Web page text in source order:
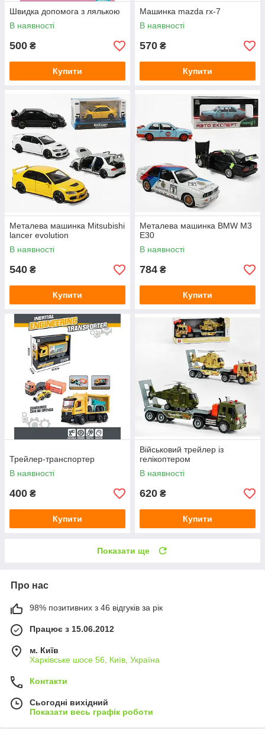
Швидка допомога з лялькою
В наявності
500 ₴
Купити
Машинка mazda rx-7
В наявності
570 ₴
Купити
Металева машинка Mitsubishi
lancer evolution
В наявності
540 ₴
Купити
Металева машинка BMW M3
E30
В наявності
784 ₴
Купити
Трейлер-транспортер
В наявності
400 ₴
Купити
Військовий трейлер із
гелікоптером
В наявності
620 ₴
Купити
Показати ще
Про нас
98% позитивних з 46 відгуків за рік
Працює з 15.06.2012
м. Київ
Харківське шосе 56, Київ, Україна
Контакти
Сьогодні вихідний
Показати весь графік роботи